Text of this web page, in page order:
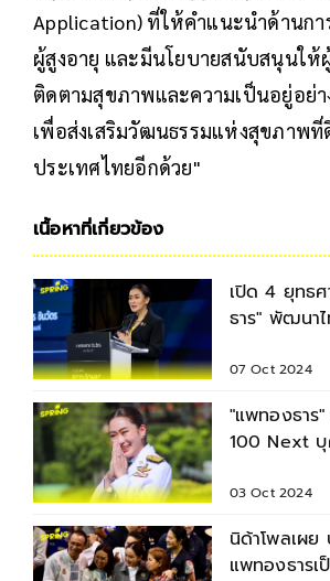
Application) ที่ให้คำแนะนำด้านก
ผู้สูงอายุ และมีนโยบายสนับสนุนให้
ติดตามสุขภาพและความเป็นอยู่อย่า
เพื่อส่งเสริมวัฒนธรรมแห่งสุขภาพที่
ประเทศไทยอีกด้วย"
เนื้อหาที่เกี่ยวข้อง
เปิด 4 ยุทธ
ธาร" พัฒนา
07 Oct 2024
"แพทองธาร
100 Next
03 Oct 2024
นิด้าโพลเผย
แพทองธาร